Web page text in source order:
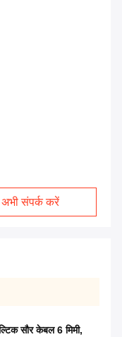
अभी संपर्क करें
सौर केबल 6 मिमी,